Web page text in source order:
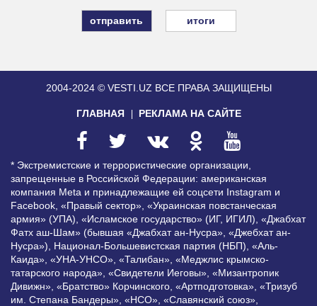
итоги
2004-2024 © VESTI.UZ ВСЕ ПРАВА ЗАЩИЩЕНЫ
ГЛАВНАЯ РЕКЛАМА НА САЙТЕ
* Экстремистские и террористические организации,
запрещенные в Российской Федерации: американская
компания Meta и принадлежащие ей соцсети Instagram и
Facebook, «Правый сектор», «Украинская повстанческая
армия» (УПА), «Исламское государство» (ИГ, ИГИЛ), «Джабхат
Фатх аш-Шам» (бывшая «Джабхат ан-Нусра», «Джебхат ан-
Нусра»), Национал-Большевистская партия (НБП), «Аль-
Каида», «УНА-УНСО», «Талибан», «Меджлис крымско-
татарского народа», «Свидетели Иеговы», «Мизантропик
Дивижн», «Братство» Корчинского, «Артподготовка», «Тризуб
им. Степана Бандеры», «НСО», «Славянский союз»,